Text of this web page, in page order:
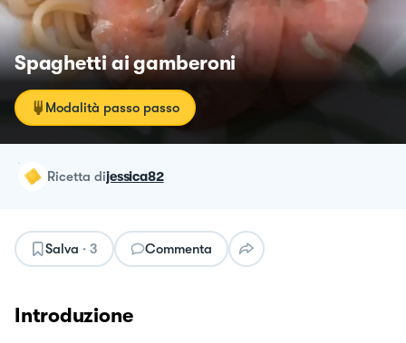
Spaghetti ai gamberoni
Modalità passo passo
ricetta dijessica82
Salva · 3 Commenta
Introduzione